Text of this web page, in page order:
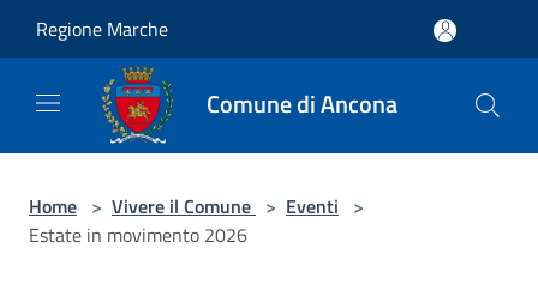
Regione Marche
Comune di Ancona
Home > Vivere il Comune > Eventi >
Estate in movimento 2026